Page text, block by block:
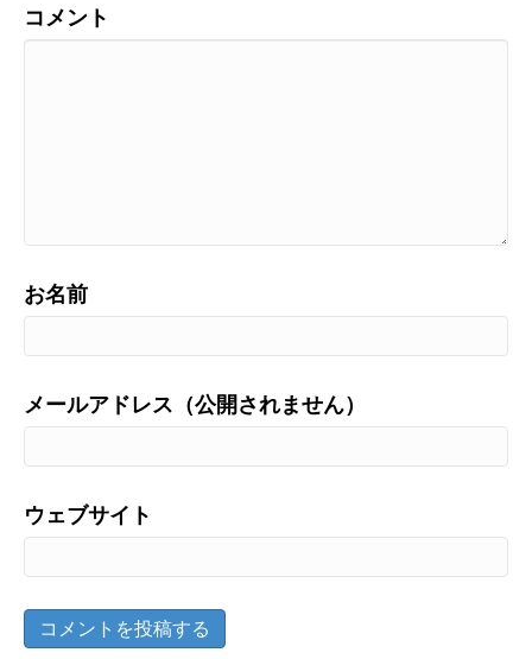
コメント
お名前
メールアドレス（公開されません）
ウェブサイト